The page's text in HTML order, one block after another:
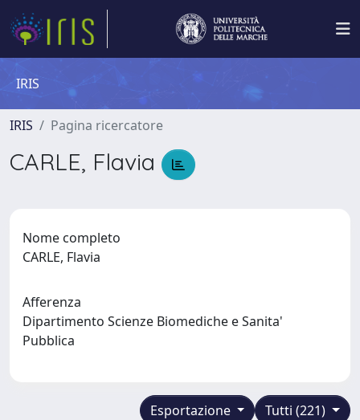
IRIS
IRIS Pagina ricercatore
CARLE, Flavia
Nome completo
CARLE, Flavia
Afferenza
Dipartimento Scienze Biomediche e Sanita'
Pubblica
Tutti (221)
Esportazione